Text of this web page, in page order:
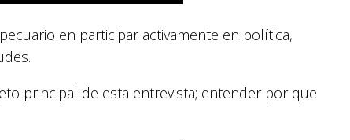
en participar activamente en política,
principal de esta entrevista; entender por que